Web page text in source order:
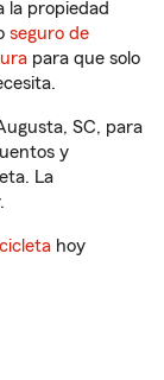
la propiedad
seguro de
para que solo
SC, para
y
La
hoy